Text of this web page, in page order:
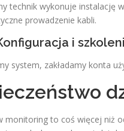
technik wykonuje instalację
prowadzenie kabli.
i
system, zakładamy konta
monitoring to coś więcej niż